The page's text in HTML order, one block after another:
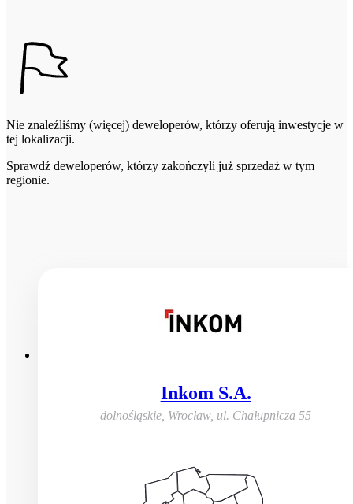
Nie znaleźliśmy (więcej) deweloperów, którzy oferują inwestycje w
tej lokalizacji.
Sprawdź deweloperów, którzy zakończyli już sprzedaż w tym
regionie.
Inkom S.A.
dolnośląskie, Wrocław, ul. Chałupnicza 55